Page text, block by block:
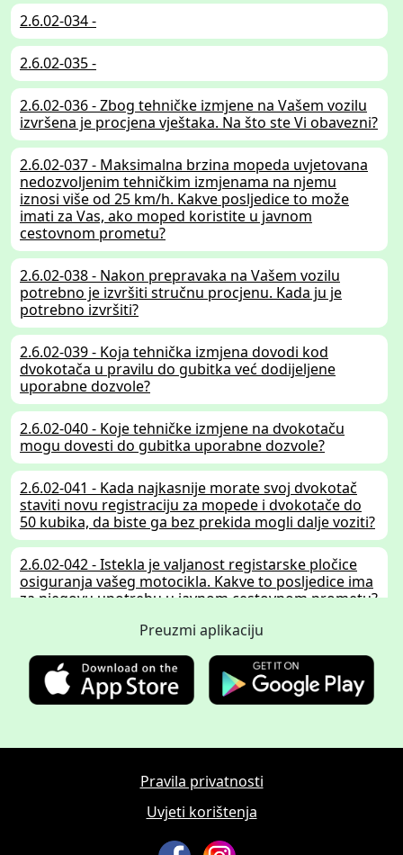
2.6.02-034 -
2.6.02-035 -
2.6.02-036 - Zbog tehničke izmjene na Vašem vozilu
izvršena je procjena vještaka. Na što ste Vi obavezni?
2.6.02-037 - Maksimalna brzina mopeda uvjetovana
nedozvoljenim tehničkim izmjenama na njemu
iznosi više od 25 km/h. Kakve posljedice to može
imati za Vas, ako moped koristite u javnom
cestovnom prometu?
2.6.02-038 - Nakon prepravaka na Vašem vozilu
potrebno je izvršiti stručnu procjenu. Kada ju je
potrebno izvršiti?
2.6.02-039 - Koja tehnička izmjena dovodi kod
dvokotača u pravilu do gubitka već dodijeljene
uporabne dozvole?
2.6.02-040 - Koje tehničke izmjene na dvokotaču
mogu dovesti do gubitka uporabne dozvole?
2.6.02-041 - Kada najkasnije morate svoj dvokotač
staviti novu registraciju za mopede i dvokotače do
50 kubika, da biste ga bez prekida mogli dalje voziti?
2.6.02-042 - Istekla je valjanost registarske pločice
osiguranja vašeg motocikla. Kakve to posljedice ima
za njegovu upotrebu u javnom cestovnom prometu?
2.6.02-201 - Posjedujete vozačku dozvolu kategorije
C. Vaš teretni automobil ima slijedeće podatke: -
masa praznog vozila 9.000 kg - dopuštena ukupna
masa 18.000 kg - dopušteno opterećenje prikolice
22.000 kg Koju prikolicu smijete vući?
2.6.02-202 - Posjedujete vozačku dozvolu kategorije
masa praznog vozila 3.500 kg - dopuštena ukupna
masa 6.200 kg - dopušteno opterećenje prikolice
9.300 kg Koju prikolicu smijete vući?
Preuzmi aplikaciju
Pravila privatnosti
Uvjeti korištenja